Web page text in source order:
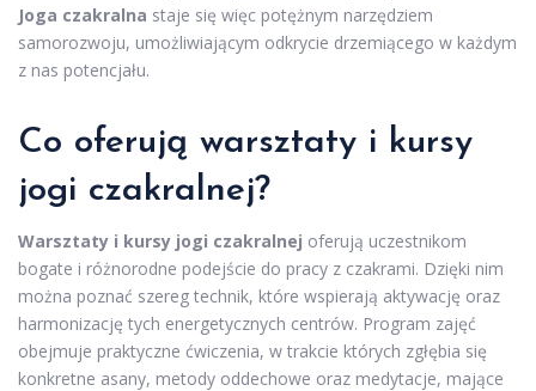
Joga czakralna staje się więc potężnym narzędziem
samorozwoju, umożliwiającym odkrycie drzemiącego w każdym
z nas potencjału.
Co oferują warsztaty i kursy
jogi czakralnej?
Warsztaty i kursy jogi czakralnej oferują uczestnikom
bogate i różnorodne podejście do pracy z czakrami. Dzięki nim
można poznać szereg technik, które wspierają aktywację oraz
harmonizację tych energetycznych centrów. Program zajęć
obejmuje praktyczne ćwiczenia, w trakcie których zgłębia się
konkretne asany, metody oddechowe oraz medytacje, mające